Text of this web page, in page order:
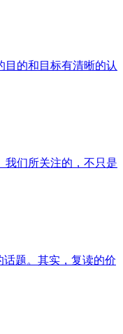
的和目标有清晰的认
我们所关注的，不只是
题。其实，复读的价